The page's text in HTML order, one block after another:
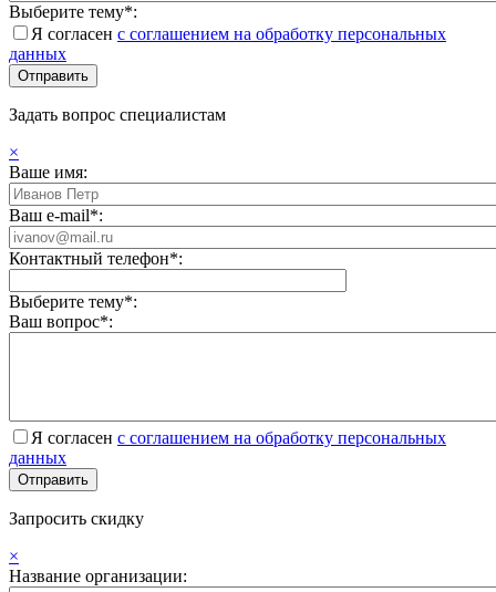
Выберите тему*:
Я согласен с соглашением на обработку персональных
данных
Задать вопрос специалистам
×
Ваше имя:
Ваш e-mail*:
Контактный телефон*:
Выберите тему*:
Ваш вопрос*:
Я согласен с соглашением на обработку персональных
данных
Запросить скидку
×
Название организации: